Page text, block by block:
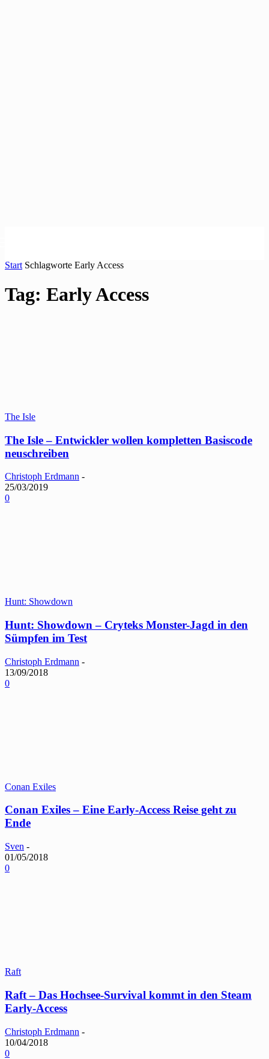
Start Schlagworte Early Access
Tag: Early Access
The Isle
The Isle – Entwickler wollen kompletten Basiscode
neuschreiben
Christoph Erdmann -
25/03/2019
0
Hunt: Showdown
Hunt: Showdown – Cryteks Monster-Jagd in den
Sümpfen im Test
Christoph Erdmann -
13/09/2018
0
Conan Exiles
Conan Exiles – Eine Early-Access Reise geht zu
Ende
Sven -
01/05/2018
0
Raft
Raft – Das Hochsee-Survival kommt in den Steam
Early-Access
Christoph Erdmann -
10/04/2018
0